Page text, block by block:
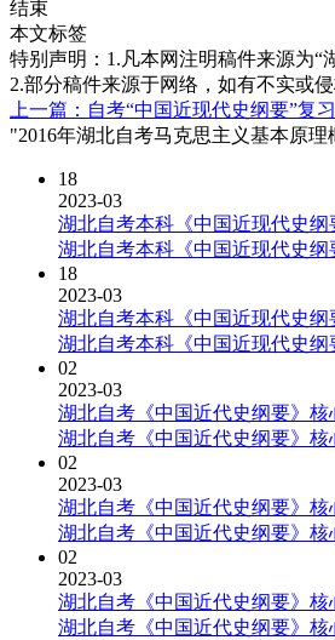
结束
本文标签
特别声明：1.凡本网注明稿件来源为“
2.部分稿件来源于网络，如有不实或
上一篇：自考“中国近现代史纲要”复
"2016年湖北自考马克思主义基本原
18
2023-03
湖北自考本科《中国近现代史纲
湖北自考本科《中国近现代史纲
18
2023-03
湖北自考本科《中国近现代史纲
湖北自考本科《中国近现代史纲
02
2023-03
湖北自考《中国近代史纲要》核
湖北自考《中国近代史纲要》核
02
2023-03
湖北自考《中国近代史纲要》核
湖北自考《中国近代史纲要》核
02
2023-03
湖北自考《中国近代史纲要》核
湖北自考《中国近代史纲要》核